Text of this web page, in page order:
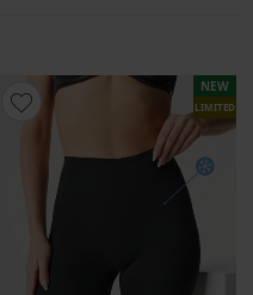
NEW
LIMITED